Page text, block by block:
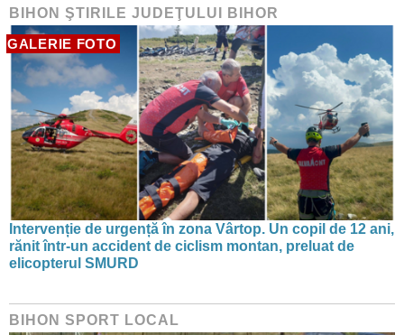
BIHON ŞTIRILE JUDEŢULUI BIHOR
GALERIE FOTO
Intervenție de urgență în zona Vârtop. Un copil de 12 ani,
rănit într-un accident de ciclism montan, preluat de
elicopterul SMURD
BIHON SPORT LOCAL